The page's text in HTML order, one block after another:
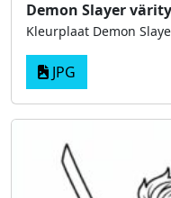
Demon Slayer
Kleurplaat Demon
JPG